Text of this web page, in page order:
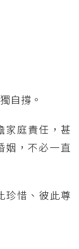
自撐。
家庭責任，甚
姻，不必一直
珍惜、彼此尊